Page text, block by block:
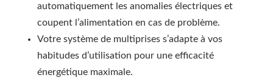
automatiquement les anomalies électriques et
coupent l’alimentation en cas de problème.
Votre système de multiprises s’adapte à vos
habitudes d’utilisation pour une efficacité
énergétique maximale.